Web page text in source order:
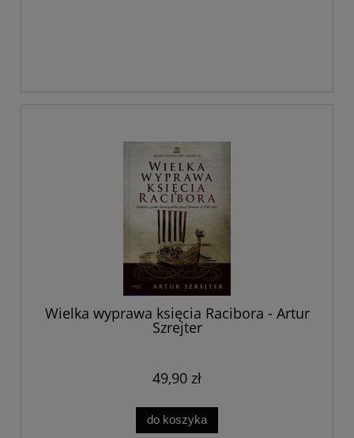
Wielka wyprawa księcia Racibora - Artur
Szrejter
49,90 zł
do koszyka